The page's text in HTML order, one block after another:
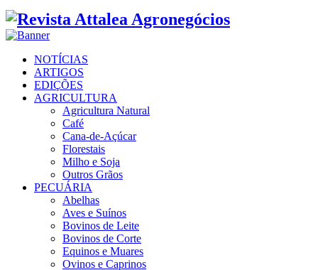
Facebook
Twitter
Instagram
Linkedin
Youtube
Email
NOTÍCIAS
ARTIGOS
EDIÇÕES
AGRICULTURA
Agricultura Natural
Café
Cana-de-Açúcar
Florestais
Milho e Soja
Outros Grãos
PECUÁRIA
Abelhas
Aves e Suínos
Bovinos de Leite
Bovinos de Corte
Equinos e Muares
Ovinos e Caprinos